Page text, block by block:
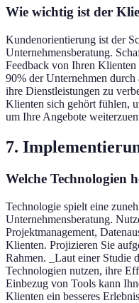
Wie wichtig ist der
Kundenorientierung ist der
Unternehmensberatung.
Feedback von Ihren Klienten
90% der Unternehmen
ihre Dienstleistungen zu
Klienten sich gehört fühlen,
um Ihre Angebote
7.
Welche Technologien
Technologie spielt eine
Unternehmensberatung.
Projektmanagement,
Klienten. Projizieren Sie
Rahmen. _Laut einer Studie
Technologien nutzen, ihre
Einbezug von Tools kann
Klienten ein besseres